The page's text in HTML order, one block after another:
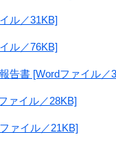
ル／31KB]
ル／76KB]
告書 [Wordファイル／
ァイル／28KB]
ァイル／21KB]